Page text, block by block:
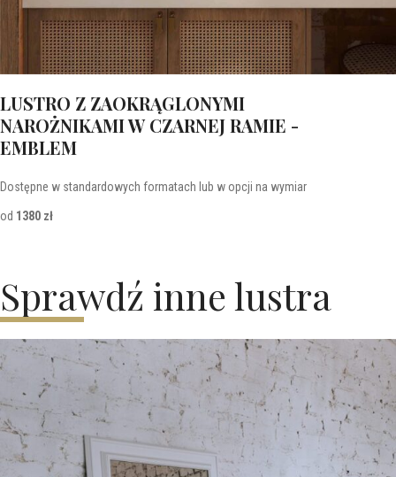
LUSTRO Z ZAOKRĄGLONYMI
NAROŻNIKAMI W CZARNEJ RAMIE -
EMBLEM
Dostępne w standardowych formatach lub w opcji na wymiar
od 1380 zł
Sprawdź inne lustra